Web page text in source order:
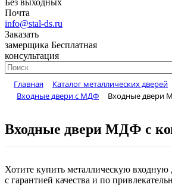
Без выходных
Почта
info@stal-ds.ru
Заказать
замерщика Бесплатная
консультация
Главная Каталог металлических дверей
Входные двери с МДФ
Входные двери
Входные двери МДФ с
Хотите купить металлическую входную
с гарантией качества и по